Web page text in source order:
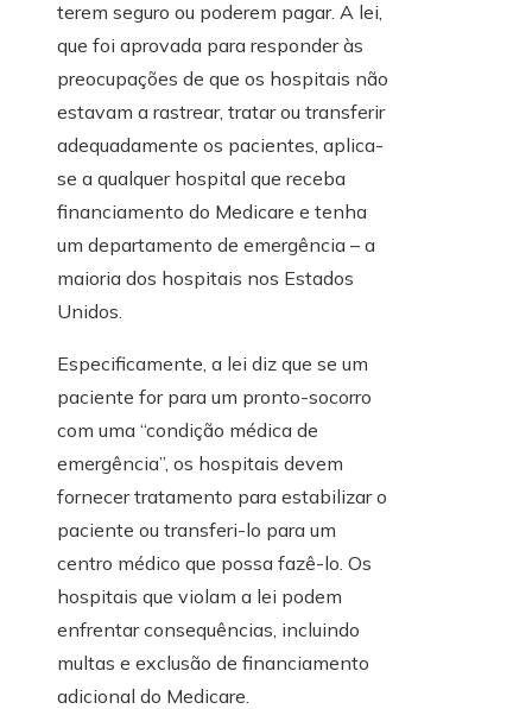
terem seguro ou poderem pagar. A lei,
que foi aprovada para responder às
preocupações de que os hospitais não
estavam a rastrear, tratar ou transferir
adequadamente os pacientes, aplica-
se a qualquer hospital que receba
financiamento do Medicare e tenha
um departamento de emergência – a
maioria dos hospitais nos Estados
Unidos.
Especificamente, a lei diz que se um
paciente for para um pronto-socorro
com uma “condição médica de
emergência”, os hospitais devem
fornecer tratamento para estabilizar o
paciente ou transferi-lo para um
centro médico que possa fazê-lo. Os
hospitais que violam a lei podem
enfrentar consequências, incluindo
multas e exclusão de financiamento
adicional do Medicare.